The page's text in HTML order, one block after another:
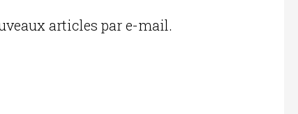
articles par e-mail.